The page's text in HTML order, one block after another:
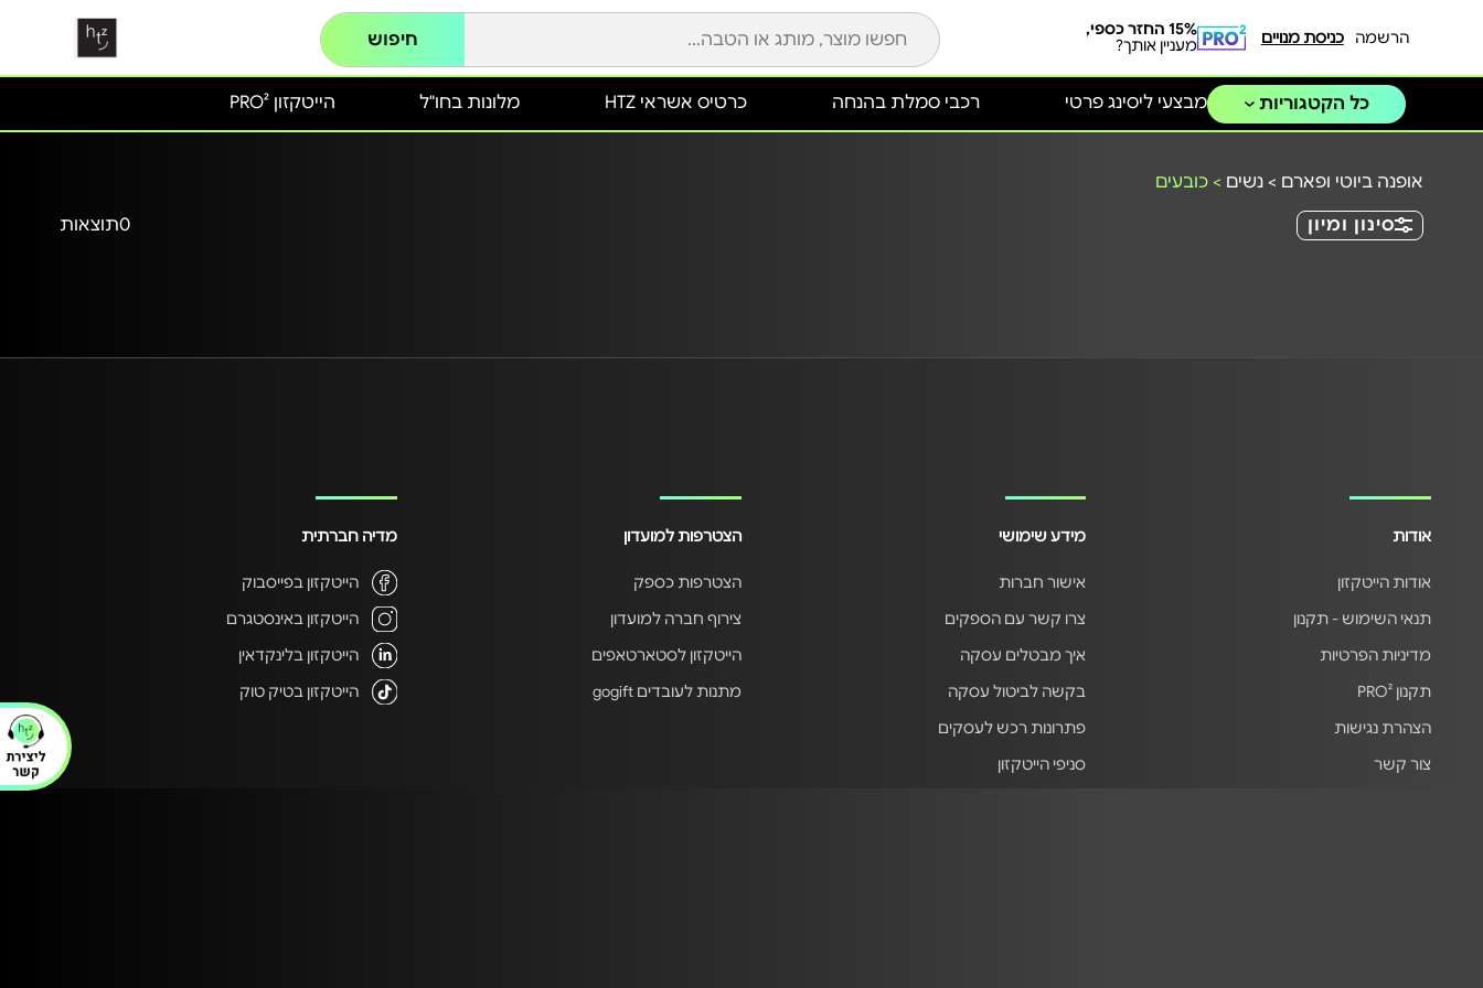
הרשמה כניסת מנויים
15% החזר כספי,
מעניין אותך?
חיפוש
כל הקטגוריות הייטקזון PRO² מלונות בחו"ל כרטיס אשראי HTZ מבצעי ליסינג פרטי רכבי סמלת בהנחה
אופנה ביוטי ופארם > נשים > כובעים
סינון ומיון
0תוצאות
אודות
אודות הייטקזון
תנאי השימוש - תקנון
מדיניות הפרטיות
תקנון PRO²
הצהרת נגישות
צור קשר
מידע שימושי
אישור חברות
צרו קשר עם הספקים
איך מבטלים עסקה
בקשה לביטול עסקה
פתרונות רכש לעסקים
סניפי הייטקזון
הצטרפות למועדון
הצטרפות כספק
צירוף חברה למועדון
הייטקזון לסטארטאפים
מתנות לעובדים gogift
מדיה חברתית
הייטקזון בפייסבוק
הייטקזון באינסטגרם
הייטקזון בלינקדאין
הייטקזון בטיק טוק